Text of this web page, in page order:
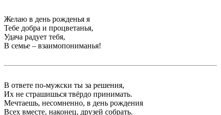
Желаю в день рожденья я
Тебе добра и процветанья,
Удача радует тебя,
В семье – взаимопониманья!
В ответе по-мужски ты за решения,
Их не страшишься твёрдо принимать.
Мечтаешь, несомненно, в день рождения
Всех вместе, наконец, друзей собрать.